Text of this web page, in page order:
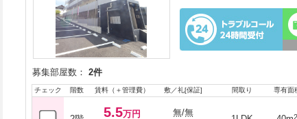
募集部屋数： 2件
チェック 階数 賃料（＋管理費） 敷／礼[保証] 間取り 専有面
5.5万円 無/無 2